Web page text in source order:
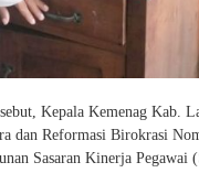
Kepala Kemenag Kab.
dan Reformasi Birokrasi
Sasaran Kinerja Pegawai